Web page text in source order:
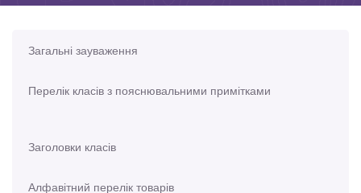
Загальні зауваження
Перелік класів з пояснювальними примітками
Заголовки класів
Алфавітний перелік товарів